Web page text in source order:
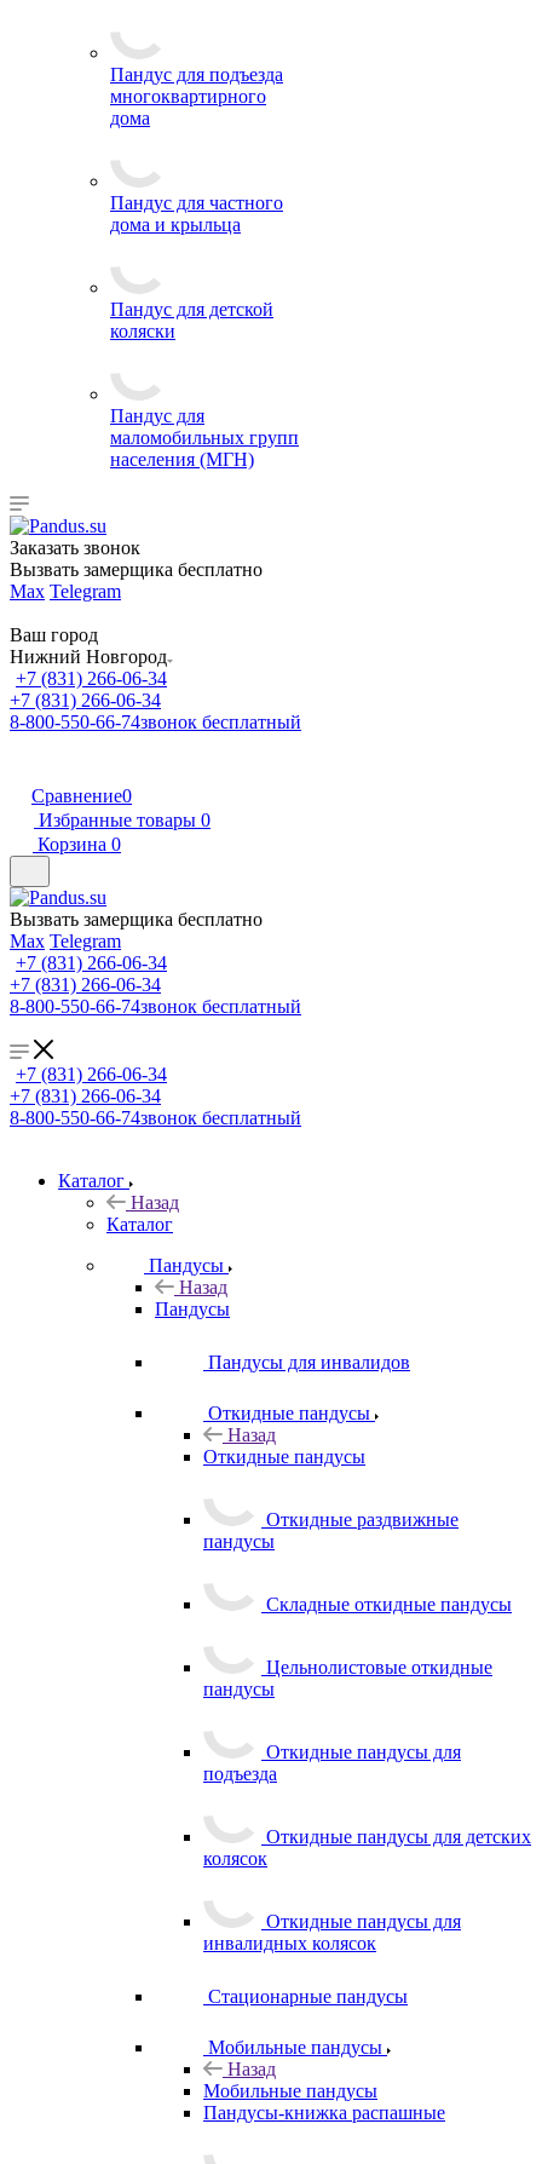
Пандус для подъезда
многоквартирного
дома
Пандус для частного
дома и крыльца
Пандус для детской
коляски
Пандус для
маломобильных групп
населения (МГН)
Заказать звонок
Вызвать замерщика бесплатно
Max Telegram
Ваш город
Нижний Новгород
+7 (831) 266-06-34
+7 (831) 266-06-34
8-800-550-66-74звонок бесплатный
Сравнение0
Избранные товары 0
Корзина 0
Вызвать замерщика бесплатно
Max Telegram
+7 (831) 266-06-34
+7 (831) 266-06-34
8-800-550-66-74звонок бесплатный
+7 (831) 266-06-34
+7 (831) 266-06-34
8-800-550-66-74звонок бесплатный
Каталог
Назад
Каталог
Пандусы
Назад
Пандусы
Пандусы для инвалидов
Откидные пандусы
Назад
Откидные пандусы
Откидные раздвижные
пандусы
Складные откидные пандусы
Цельнолистовые откидные
пандусы
Откидные пандусы для
подъезда
Откидные пандусы для детских
колясок
Откидные пандусы для
инвалидных колясок
Стационарные пандусы
Мобильные пандусы
Назад
Мобильные пандусы
Пандусы-книжка распашные